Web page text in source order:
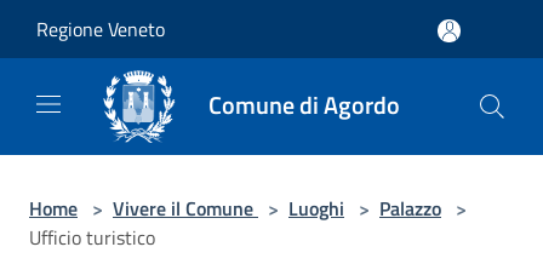
Regione Veneto
Comune di Agordo
Home > Vivere il Comune > Luoghi > Palazzo >
Ufficio turistico